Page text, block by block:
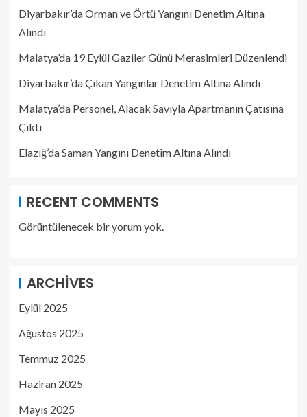
Diyarbakır’da Orman ve Örtü Yangını Denetim Altına
Alındı
Malatya’da 19 Eylül Gaziler Günü Merasimleri Düzenlendi
Diyarbakır’da Çıkan Yangınlar Denetim Altına Alındı
Malatya’da Personel, Alacak Savıyla Apartmanın Çatısına
Çıktı
Elazığ’da Saman Yangını Denetim Altına Alındı
RECENT COMMENTS
Görüntülenecek bir yorum yok.
ARCHIVES
Eylül 2025
Ağustos 2025
Temmuz 2025
Haziran 2025
Mayıs 2025